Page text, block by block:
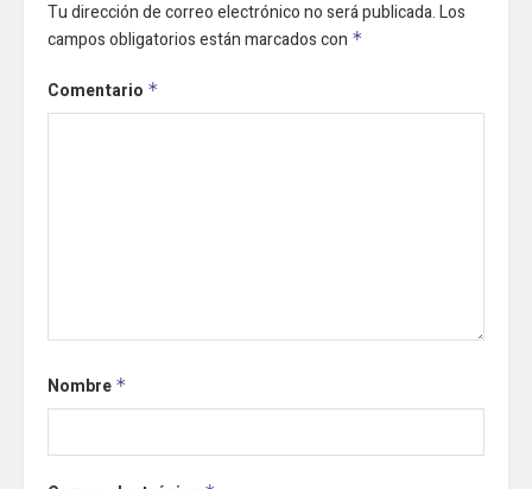
Tu dirección de correo electrónico no será publicada.Los
campos obligatorios están marcados con *
Comentario *
Nombre *